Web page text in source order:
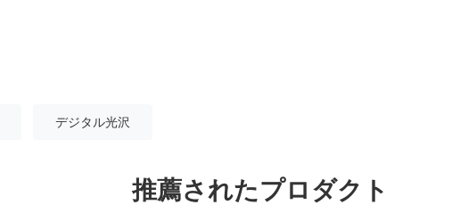
デジタル光沢
推薦されたプロダクト